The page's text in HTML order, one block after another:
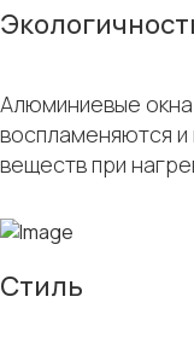
Алюминиевые
воспламеняются
веществ при
Стиль